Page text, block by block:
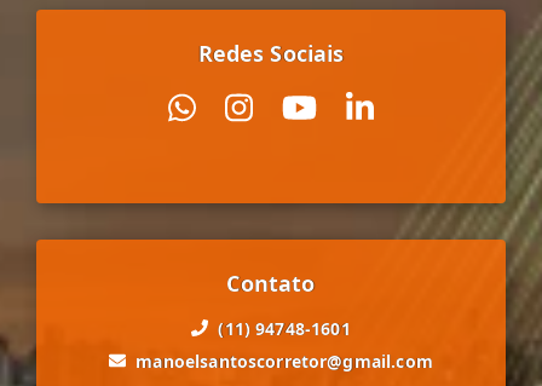
Redes Sociais
Contato
(11) 94748-1601
manoelsantoscorretor@gmail.com